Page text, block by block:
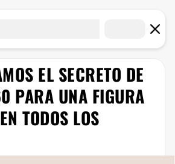
EL SECRETO DE
PARA UNA FIGURA
TODOS LOS